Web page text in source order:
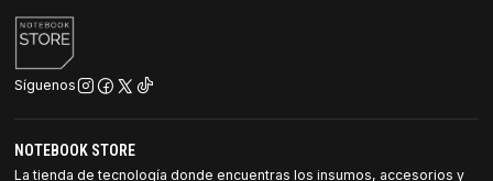
Síguenos
NOTEBOOK STORE
La tienda de tecnología donde encuentras los insumos, accesorios y